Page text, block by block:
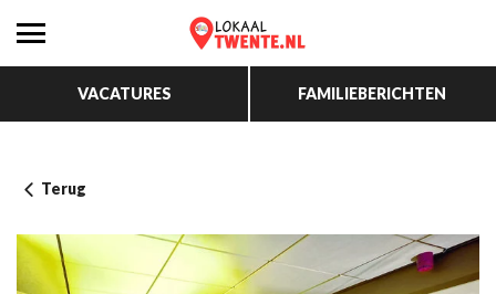
VACATURES FAMILIEBERICHTEN
Terug